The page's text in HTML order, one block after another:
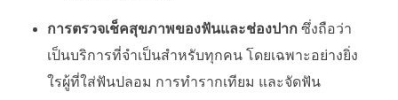
การตรวจเช็คสุขภาพของฟันและช่องปาก ซึ่งถือว่า
เป็นบริการที่จำเป็นสำหรับทุกคน โดยเฉพาะอย่างยิ่ง
ใรผู้ที่ใส่ฟันปลอม การทำรากเทียม และจัดฟัน